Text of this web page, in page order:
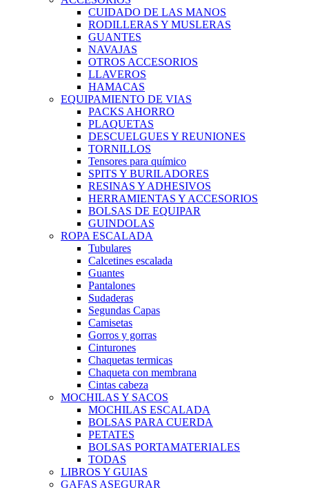
CUIDADO DE LAS MANOS
RODILLERAS Y MUSLERAS
GUANTES
NAVAJAS
OTROS ACCESORIOS
LLAVEROS
HAMACAS
EQUIPAMIENTO DE VIAS
PACKS AHORRO
PLAQUETAS
DESCUELGUES Y REUNIONES
TORNILLOS
Tensores para químico
SPITS Y BURILADORES
RESINAS Y ADHESIVOS
HERRAMIENTAS Y ACCESORIOS
BOLSAS DE EQUIPAR
GUINDOLAS
ROPA ESCALADA
Tubulares
Calcetines escalada
Guantes
Pantalones
Sudaderas
Segundas Capas
Camisetas
Gorros y gorras
Cinturones
Chaquetas termicas
Chaqueta con membrana
Cintas cabeza
MOCHILAS Y SACOS
MOCHILAS ESCALADA
BOLSAS PARA CUERDA
PETATES
BOLSAS PORTAMATERIALES
TODAS
LIBROS Y GUIAS
GAFAS ASEGURAR